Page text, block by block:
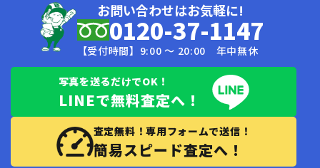
お問い合わせはお気軽に!
0120-37-1147
【受付時間】9:00 〜 20:00 年中無休
写真を送るだけでOK！
LINEで無料査定へ！
査定無料！専用フォームで送信！
簡易スピード査定へ！